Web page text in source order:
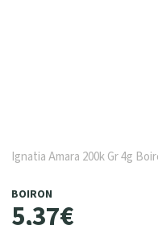
Ignatia Amara 200k Gr 4g
BOIRON
5,37€